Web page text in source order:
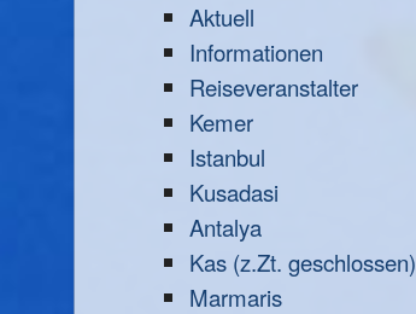
Aktuell
Informationen
Reiseveranstalter
Kemer
Istanbul
Kusadasi
Antalya
Kas (z.Zt. geschlossen)
Marmaris